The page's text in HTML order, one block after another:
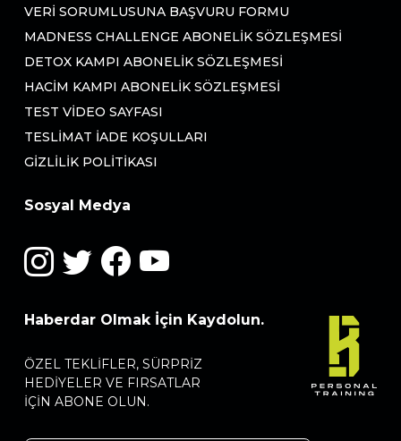
VERI SORUMLUSUNA BAŞVURU FORMU
MADNESS CHALLENGE ABONELIK SÖZLEŞMESI
DETOX KAMPI ABONELIK SÖZLEŞMESI
HACIM KAMPI ABONELIK SÖZLEŞMESI
TEST VIDEO SAYFASI
TESLIMAT İADE KOŞULLARI
GIZLILIK POLITIKASI
Sosyal Medya
Haberdar Olmak İçin Kaydolun.
ÖZEL TEKLIFLER, SÜRPRIZ
HEDIYELER VE FIRSATLAR
IÇIN ABONE OLUN.